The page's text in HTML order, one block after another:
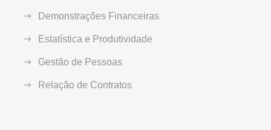
Demonstrações Financeiras
Estatística e Produtividade
Gestão de Pessoas
Relação de Contratos